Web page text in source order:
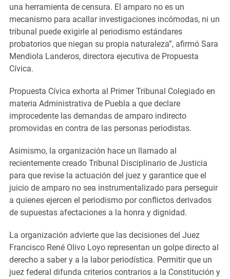
una herramienta de censura. El amparo no es un
mecanismo para acallar investigaciones incómodas, ni un
tribunal puede exigirle al periodismo estándares
probatorios que niegan su propia naturaleza”, afirmó Sara
Mendiola Landeros, directora ejecutiva de Propuesta
Cívica.
Propuesta Cívica exhorta al Primer Tribunal Colegiado en
materia Administrativa de Puebla a que declare
improcedente las demandas de amparo indirecto
promovidas en contra de las personas periodistas.
Asimismo, la organización hace un llamado al
recientemente creado Tribunal Disciplinario de Justicia
para que revise la actuación del juez y garantice que el
juicio de amparo no sea instrumentalizado para perseguir
a quienes ejercen el periodismo por conflictos derivados
de supuestas afectaciones a la honra y dignidad.
La organización advierte que las decisiones del Juez
Francisco René Olivo Loyo representan un golpe directo al
derecho a saber y a la labor periodística. Permitir que un
juez federal difunda criterios contrarios a la Constitución y